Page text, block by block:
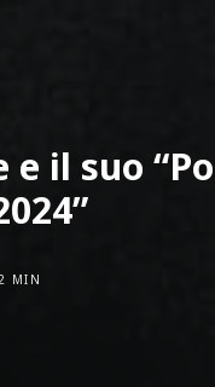
e il suo
MIN